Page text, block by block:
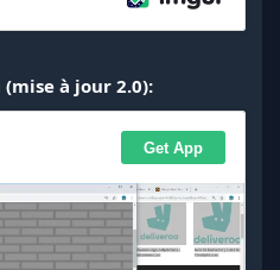
à jour 2.0):